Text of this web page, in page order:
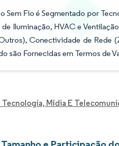
Sem Fio é Segmentado por
Iluminação, HVAC e
Conectividade de Rede
são Fornecidas em Termos de
Tecnologia, Mídia E